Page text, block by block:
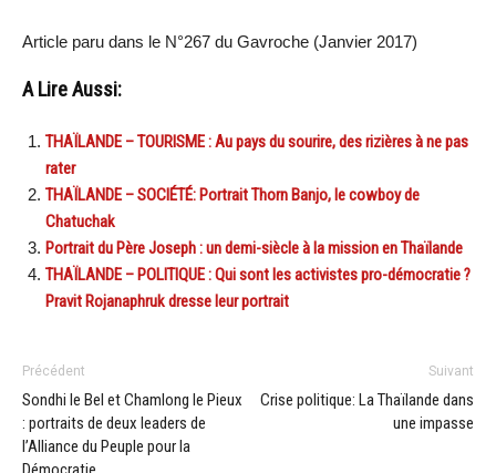
Article paru dans le N°267 du Gavroche (Janvier 2017)
A Lire Aussi:
THAÏLANDE – TOURISME : Au pays du sourire, des rizières à ne pas
rater
THAÏLANDE – SOCIÉTÉ: Portrait Thorn Banjo, le cowboy de
Chatuchak
Portrait du Père Joseph : un demi-siècle à la mission en Thaïlande
THAÏLANDE – POLITIQUE : Qui sont les activistes pro-démocratie ?
Pravit Rojanaphruk dresse leur portrait
Précédent
Sondhi le Bel et Chamlong le Pieux
: portraits de deux leaders de
l’Alliance du Peuple pour la
Suivant
Crise politique: La Thaïlande dans
une impasse